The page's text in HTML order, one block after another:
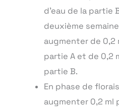
d’eau de la partie
deuxième
augmenter de 0,2
partie A et de 0,2
partie B.
En phase de
augmenter 0,2 ml